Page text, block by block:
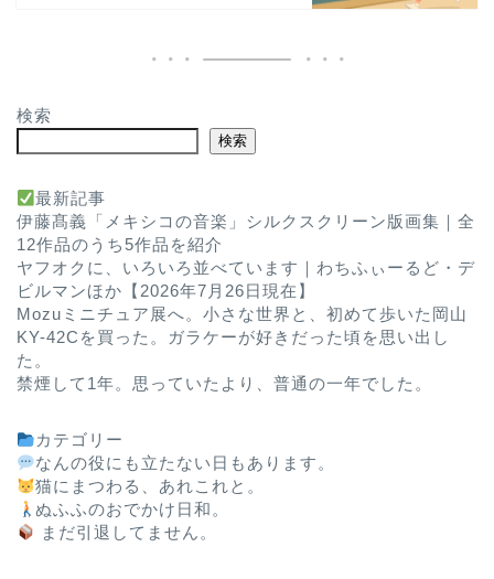
検索
検索
最新記事
伊藤髙義「メキシコの音楽」シルクスクリーン版画集｜全
12作品のうち5作品を紹介
ヤフオクに、いろいろ並べています｜わちふぃーるど・デ
ビルマンほか【2026年7月26日現在】
Mozuミニチュア展へ。小さな世界と、初めて歩いた岡山
KY-42Cを買った。ガラケーが好きだった頃を思い出し
た。
禁煙して1年。思っていたより、普通の一年でした。
カテゴリー
なんの役にも立たない日もあります。
猫にまつわる、あれこれと。
ぬふふのおでかけ日和。
まだ引退してません。